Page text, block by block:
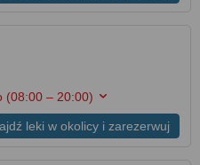
(08:00 – 20:00)
leki w okolicy i zarezerwuj